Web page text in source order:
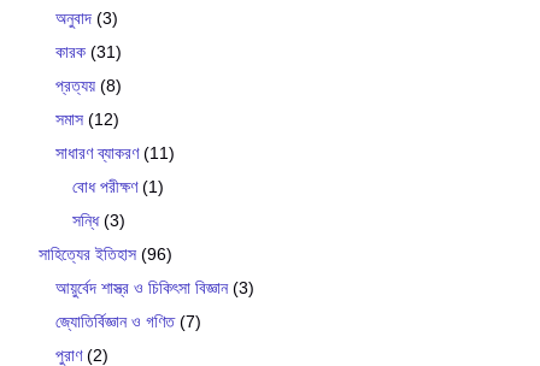
অনুবাদ (3)
কারক (31)
প্রত্যয় (8)
সমাস (12)
সাধারণ ব্যাকরণ(11)
বোধ পরীক্ষণ(1)
সন্ধি(3)
সাহিত্যের ইতিহাস (96)
আয়ুর্বেদ শাস্ত্র ও চিকিৎসা বিজ্ঞান(3)
জ্যোতির্বিজ্ঞান ও গণিত(7)
পুরাণ(2)